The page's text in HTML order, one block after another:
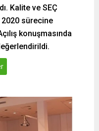
Kalite ve SEÇ
2020 sürecine
konuşmasında